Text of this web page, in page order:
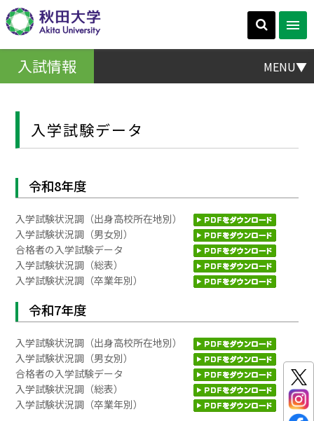
MENU▼
入試情報
入学試験データ
令和8年度
入学試験状況調（出身高校所在地別）
入学試験状況調（男女別）
合格者の入学試験データ
入学試験状況調（総表）
入学試験状況調（卒業年別）
令和7年度
入学試験状況調（出身高校所在地別）
入学試験状況調（男女別）
合格者の入学試験データ
入学試験状況調（総表）
入学試験状況調（卒業年別）